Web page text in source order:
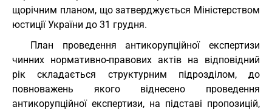
щорічним планом, що затверджується Міністерством
юстиції України до 31 грудня.
План проведення антикорупційної експертизи
чинних нормативно-правових актів на відповідний
рік складається структурним підрозділом, до
повноважень якого віднесено проведення
антикорупційної експертизи, на підставі пропозицій,